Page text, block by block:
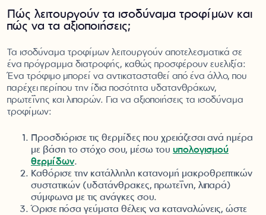
Πώς λειτουργούν τα ισοδύναμα τροφίμων και
πώς να τα αξιοποιήσεις;
Τα ισοδύναμα τροφίμων λειτουργούν αποτελεσματικά σε
ένα πρόγραμμα διατροφής, καθώς προσφέρουν ευελιξία:
Ένα τρόφιμο μπορεί να αντικατασταθεί από ένα άλλο, που
παρέχει περίπου την ίδια ποσότητα υδατανθράκων,
πρωτεΐνης και λιπαρών. Για να αξιοποιήσεις τα ισοδύναμα
τροφίμων:
Προσδιόρισε τις θερμίδες που χρειάζεσαι ανά ημέρα
με βάση το στόχο σου, μέσω του υπολογισμού
θερμίδων.
Καθόρισε την κατάλληλη κατανομή μακροθρεπτικών
συστατικών (υδατάνθρακες, πρωτεΐνη, λιπαρά)
σύμφωνα με τις ανάγκες σου.
Όρισε πόσα γεύματα θέλεις να καταναλώνεις, ώστε